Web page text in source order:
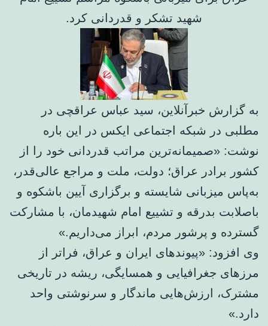
شهید تشکر و قدردانی کرد.
به گزارش خبرآنلاین، سید عباس عراقچی در
مطلبی در شبکه اجتماعی ایکس در این باره
نوشت: «صمیمانه‌ترین مراتب قدردانی خود را از
کشور برادر عراق؛ دولت، ملت و مراجع عالی‌قدر،
به‌پاس میزبانی شایسته و برگزاری آیین باشکوه و
باصلابت بدرقه و تشییع امام شهیدمان، با مشارکت
گسترده و پرشور مردم، ابراز می‌داریم.»
وی افزود: «پیوندهای ایران و عراق، فراتر از
مرزهای جغرافیایی و همسایگی، ریشه در تاریخی
مشترک، ارزش‌هایی ماندگار و سرنوشتی واحد
دارد.»